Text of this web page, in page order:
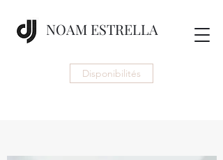
NOAM ESTRELLA
Disponibilités